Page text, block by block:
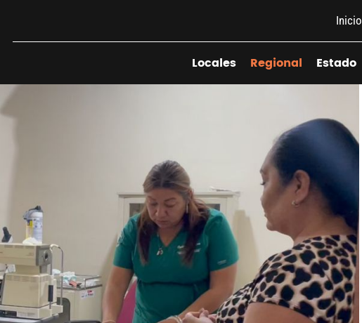
Inicio
Locales Regional Estado